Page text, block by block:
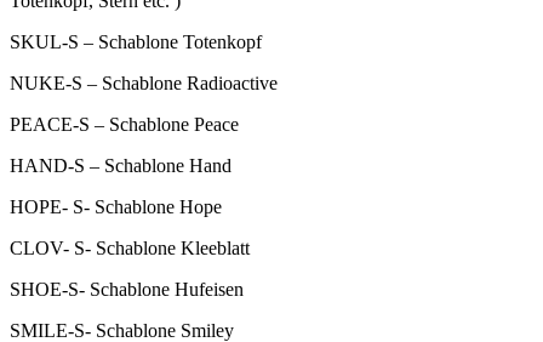
SKUL-S – Schablone Totenkopf
NUKE-S – Schablone Radioactive
PEACE-S – Schablone Peace
HAND-S – Schablone Hand
HOPE- S- Schablone Hope
CLOV- S- Schablone Kleeblatt
SHOE-S- Schablone Hufeisen
SMILE-S- Schablone Smiley